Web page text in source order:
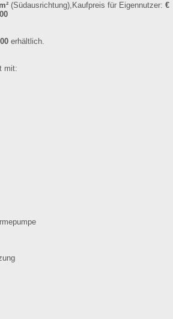
(Südausrichtung),Kaufpreis für Eigennutzer: €
erhältlich.
mit: